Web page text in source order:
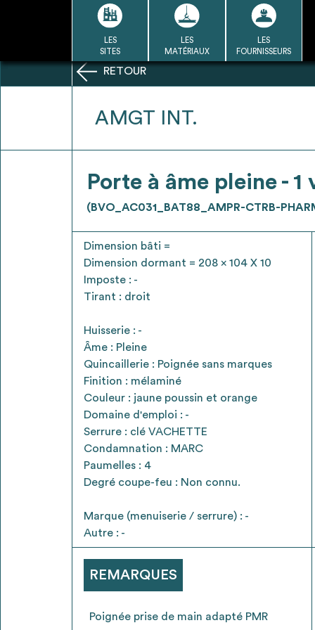
LES
SITES
LES
MATÉRIAUX
LES
FOURNISSEURS
LA DÉMARCHE
LA BASE
DU RÉEMPLOI
Refair mode d'emploi
Se connecter / Se créer un
Une fois
* Attention, l’ajout des matériaux à sa liste et
voirFAQ
RETOUR
AMGT INT.
Porte à âme pleine - 1
(BVO_AC031_BAT88_AMPR-CTRB-
Dimension bâti =
Dimension dormant = 208 x 104 X 10
Imposte : -
Tirant : droit
Huisserie : -
Âme : Pleine
Quincaillerie : Poignée sans marques
Finition : mélaminé
Couleur : jaune poussin et orange
Domaine d'emploi : -
Serrure : clé VACHETTE
Condamnation : MARC
Paumelles : 4
Degré coupe-feu : Non connu.
Marque (menuiserie / serrure) : -
Autre : -
REMARQUES
Poignée prise de main adapté PMR